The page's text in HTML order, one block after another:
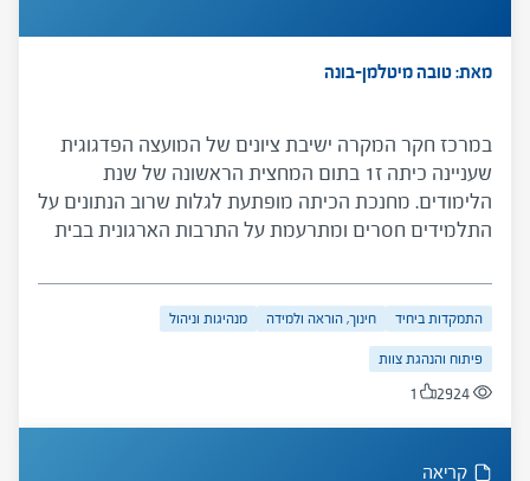
מאת: טובה מיטלמן-בונה
במרכז חקר המקרה ישיבת ציונים של המועצה הפדגוגית
שעניינה כיתה ז1 בתום המחצית הראשונה של שנת
הלימודים. מחנכת הכיתה מופתעת לגלות שרוב הנתונים על
התלמידים חסרים ומתרעמת על התרבות הארגונית בבית
בעניין הוראה בכיתות הטרוגניות ובין ה"אני מאמין" של
המנהל – סוגיות ארגוניות-ערכיות ושאלות על מנהיגות
המנהל.
התמקדות ביחיד חינוך, הוראה ולמידה מנהיגות וניהול
פיתוח והנהגת צוות
2924
1
קריאה